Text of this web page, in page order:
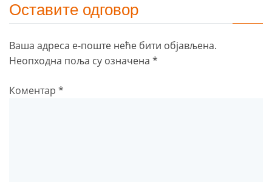
Оставите одговор
Ваша адреса е-поште неће бити објављена.
Неопходна поља су означена *
Коментар *